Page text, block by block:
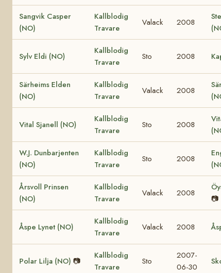
Sangvik Casper
(NO)
Kallblodig
Travare
Valack 2008
Sylv Eldi (NO)
Kallblodig
Travare
Sto 2008
Särheims Elden
(NO)
Kallblodig
Travare
Valack 2008
Vital Sjanell (NO)
Kallblodig
Travare
Sto 2008
W.J. Dunbarjenten
(NO)
Kallblodig
Travare
Sto 2008
Årsvoll Prinsen
(NO)
Kallblodig
Travare
Valack 2008
📷
Åspe Lynet (NO)
Kallblodig
Travare
Valack 2008
Polar Lilja (NO) 📷
Kallblodig
Travare
Sto
2007-
06-30